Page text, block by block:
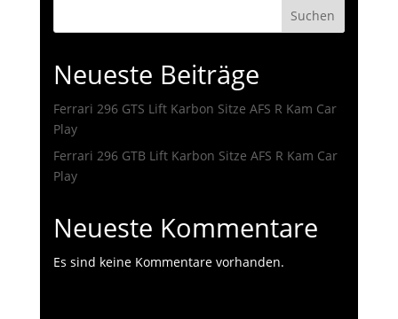
Suchen
Neueste Beiträge
Ferrari 296 GTS Lift Karbon Sitze AFS R Kam Car
Play
Ferrari 296 GTB Lift Karbon Sitze AFS R Kam Car
Play
Neueste Kommentare
Es sind keine Kommentare vorhanden.